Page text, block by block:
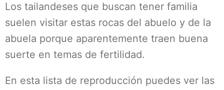
Los tailandeses que buscan tener familia
suelen visitar estas rocas del abuelo y de la
abuela porque aparentemente traen buena
suerte en temas de fertilidad.
En esta lista de reproducción puedes ver las